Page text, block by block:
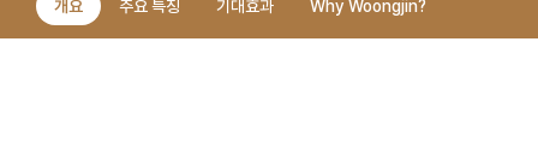
개요 주요 특징 기대효과 Why Woongjin?